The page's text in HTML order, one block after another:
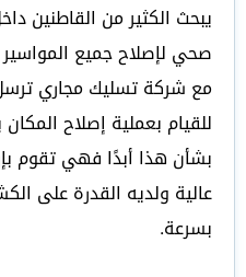
يبحث الكثير من القاطنين
صحي لإصلاح جميع
مع شركة تسليك مجاري
للقيام بعملية إصلاح
بشأن هذا أبدًا فهي تقوم
عالية ولديه القدرة على
بسرعة.